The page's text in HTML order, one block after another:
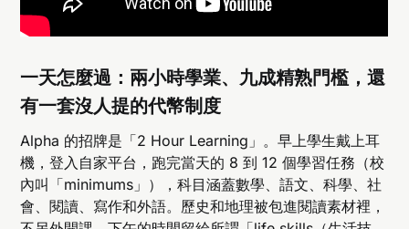
一天怎麼過：兩小時學業、九成精熟門檻，還
有一套沒人提的代幣制度
Alpha 的招牌是「2 Hour Learning」。早上學生戴上耳
機，登入自家平台，跑完當天的 8 到 12 個學習任務（校
內叫「minimums」），科目涵蓋數學、語文、科學、社
會、閱讀、寫作和外語。歷史和地理被包進閱讀素材裡，